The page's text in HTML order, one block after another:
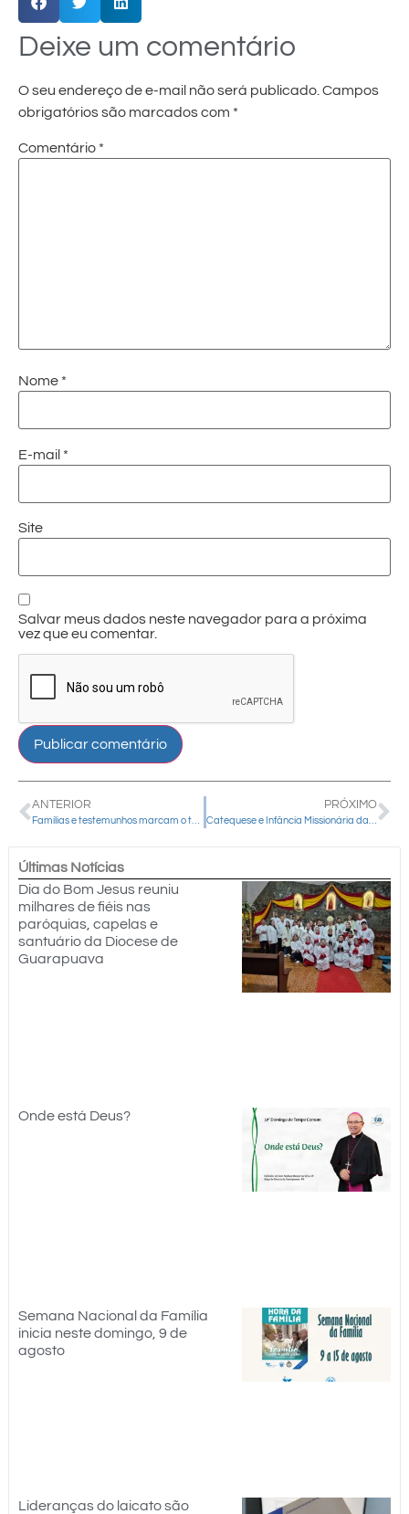
Deixe um comentário
O seu endereço de e-mail não será publicado. Campos
obrigatórios são marcados com *
Comentário *
Nome *
E-mail *
Site
Salvar meus dados neste navegador para a próxima
vez que eu comentar.
ANTERIOR
Famílias e testemunhos marcam o terceiro dia da visita pastoral na Palmeirinha
PRÓXIMO
Catequese e Infância Missionária da Paróquia Santos Anjos participam de gincana ecológica
Últimas Notícias
Dia do Bom Jesus reuniu
milhares de fiéis nas
paróquias, capelas e
santuário da Diocese de
Guarapuava
Onde está Deus?
Semana Nacional da Família
inicia neste domingo, 9 de
agosto
Lideranças do laicato são